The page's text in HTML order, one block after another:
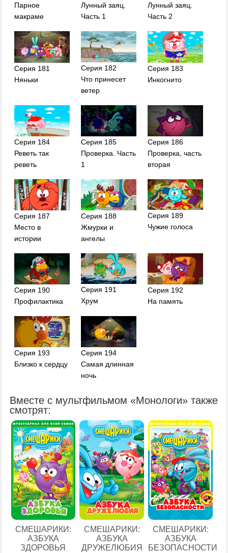
Парное
макраме
Лунный заяц.
Часть 1
Лунный заяц.
Часть 2
Серия 181
Няньки
Серия 182
Что принесет
ветер
Серия 183
Инкогнито
Серия 184
Реветь так
реветь
Серия 185
Проверка. Часть
1
Серия 186
Проверка, часть
вторая
Серия 187
Место в
истории
Серия 188
Жмурки и
ангелы
Серия 189
Чужие голоса
Серия 190
Профилактика
Серия 191
Хрум
Серия 192
На память
Серия 193
Близко к сердцу
Серия 194
Самая длинная
ночь
Вместе с мультфильмом «Монологи» также
смотрят:
СМЕШАРИКИ:
АЗБУКА
ЗДОРОВЬЯ
СМЕШАРИКИ:
АЗБУКА
ДРУЖЕЛЮБИЯ
СМЕШАРИКИ:
АЗБУКА
БЕЗОПАСНОСТИ